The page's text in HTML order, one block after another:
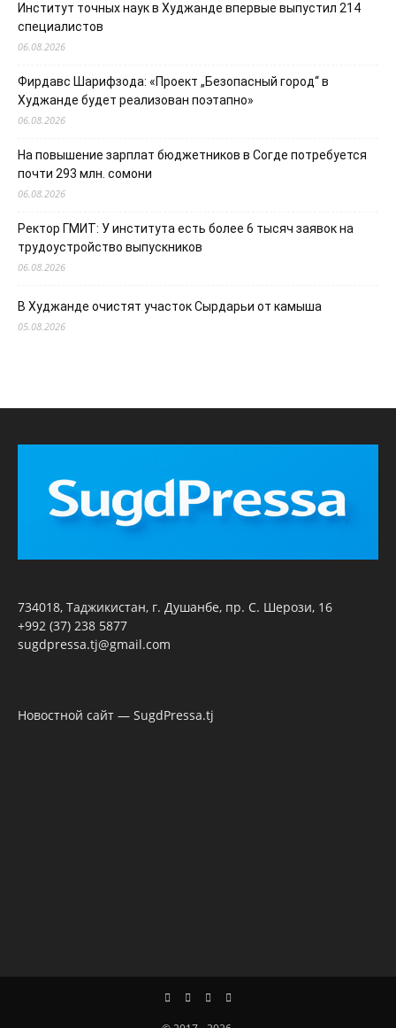
Институт точных наук в Худжанде впервые выпустил 214
специалистов
06.08.2026
Фирдавс Шарифзода: «Проект „Безопасный город“ в
Худжанде будет реализован поэтапно»
06.08.2026
На повышение зарплат бюджетников в Согде потребуется
почти 293 млн. сомони
06.08.2026
Ректор ГМИТ: У института есть более 6 тысяч заявок на
трудоустройство выпускников
06.08.2026
В Худжанде очистят участок Сырдарьи от камыша
05.08.2026
734018, Таджикистан, г. Душанбе, пр. С. Шерози, 16
+992 (37) 238 5877
sugdpressa.tj@gmail.com
Новостной сайт — SugdPressa.tj